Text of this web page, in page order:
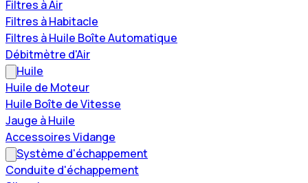
Filtres à Air
Filtres à Habitacle
Filtres à Huile Boîte Automatique
Débitmètre d'Air
Huile
Huile de Moteur
Huile Boîte de Vitesse
Jauge à Huile
Accessoires Vidange
Système d'échappement
Conduite d'échappement